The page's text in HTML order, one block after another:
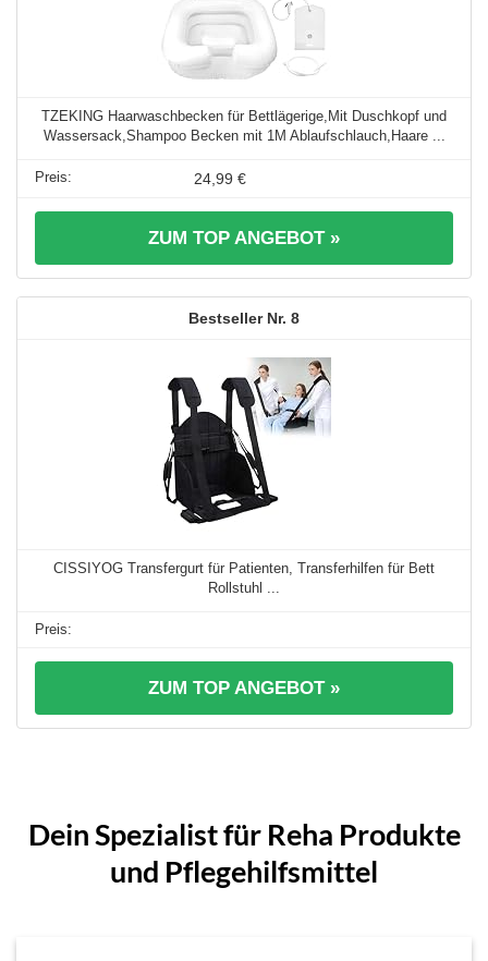
TZEKING Haarwaschbecken für Bettlägerige,Mit Duschkopf und
Wassersack,Shampoo Becken mit 1M Ablaufschlauch,Haare ...
24,99 €
ZUM TOP ANGEBOT »
8
CISSIYOG Transfergurt für Patienten, Transferhilfen für Bett
Rollstuhl ...
ZUM TOP ANGEBOT »
Dein Spezialist für Reha Produkte
und Pflegehilfsmittel